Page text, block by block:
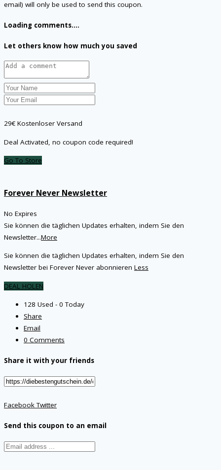
email) will only be used to send this coupon.
Loading comments....
Let others know how much you saved
29€ Kostenloser Versand
Deal Activated, no coupon code required!
Go To Store
Forever Never Newsletter
No Expires
Sie können die täglichen Updates erhalten, indem Sie den
Newsletter...More
Sie können die täglichen Updates erhalten, indem Sie den
Newsletter bei Forever Never abonnieren Less
DEAL HOLEN
128 Used - 0 Today
Share
Email
0 Comments
Share it with your friends
FacebookTwitter
Send this coupon to an email